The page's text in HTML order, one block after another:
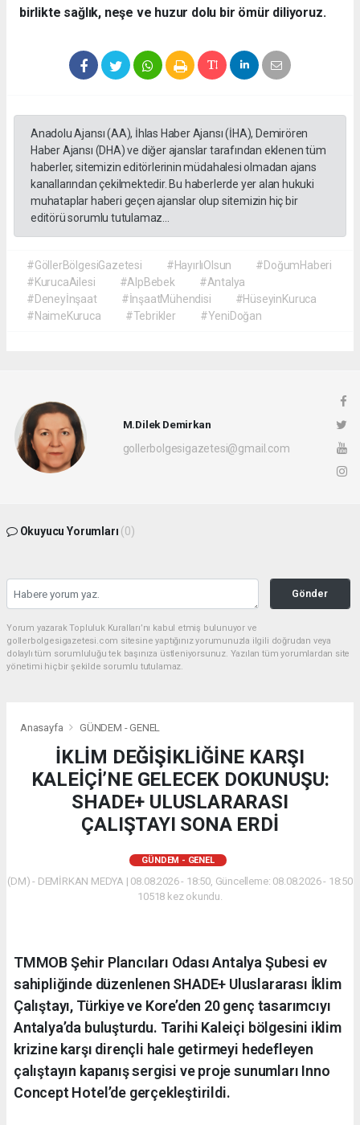
birlikte sağlık, neşe ve huzur dolu bir ömür diliyoruz.
Anadolu Ajansı (AA), İhlas Haber Ajansı (İHA), Demirören
Haber Ajansı (DHA) ve diğer ajanslar tarafından eklenen tüm
haberler, sitemizin editörlerinin müdahalesi olmadan ajans
kanallarından çekilmektedir. Bu haberlerde yer alan hukuki
muhataplar haberi geçen ajanslar olup sitemizin hiç bir
editörü sorumlu tutulamaz...
#GöllerBölgesiGazetesi #HayırlıOlsun
#DoğumHaberi
#KurucaAilesi
#AlpBebek
#Antalya
#Deneyİnşaat
#İnşaatMühendisi
#HüseyinKuruca
#NaimeKuruca
#Tebrikler #YeniDoğan
M.Dilek Demirkan
gollerbolgesigazetesi@gmail.com
Okuyucu Yorumları (0)
Gönder
Yorum yazarak Topluluk Kuralları’nı kabul etmiş bulunuyor ve
gollerbolgesigazetesi.com sitesine yaptığınız yorumunuzla ilgili doğrudan veya
dolaylı tüm sorumluluğu tek başınıza üstleniyorsunuz. Yazılan tüm yorumlardan site
yönetimi hiçbir şekilde sorumlu tutulamaz.
Anasayfa GÜNDEM - GENEL
İKLİM DEĞİŞİKLİĞİNE KARŞI
KALEİÇİ’NE GELECEK DOKUNUŞU:
SHADE+ ULUSLARARASI
ÇALIŞTAYI SONA ERDİ
GÜNDEM - GENEL
(DM) - DEMİRKAN MEDYA | 08.08.2026 - 18:50, Güncelleme: 08.08.2026 - 18:50
10518 kez okundu.
​TMMOB Şehir Plancıları Odası Antalya Şubesi ev
sahipliğinde düzenlenen SHADE+ Uluslararası İklim
Çalıştayı, Türkiye ve Kore’den 20 genç tasarımcıyı
Antalya’da buluşturdu. Tarihi Kaleiçi bölgesini iklim
krizine karşı dirençli hale getirmeyi hedefleyen
çalıştayın kapanış sergisi ve proje sunumları Inno
Concept Hotel’de gerçekleştirildi.